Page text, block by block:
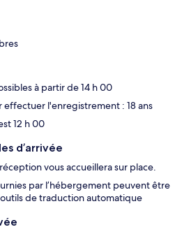
à partir de 14 h 00
l'enregistrement : 18 ans
12 h 00
d’arrivée
vous accueillera sur place.
par l’hébergement peuvent être
de traduction automatique